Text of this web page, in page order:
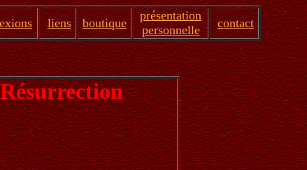
liens boutique
présentation
personnelle
contact